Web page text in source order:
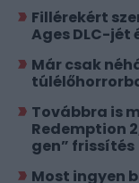
Fillérekért
Ages DLC-jét
Már csak
Továbbra is
Redemption
gen” frissítés
Most ingyen